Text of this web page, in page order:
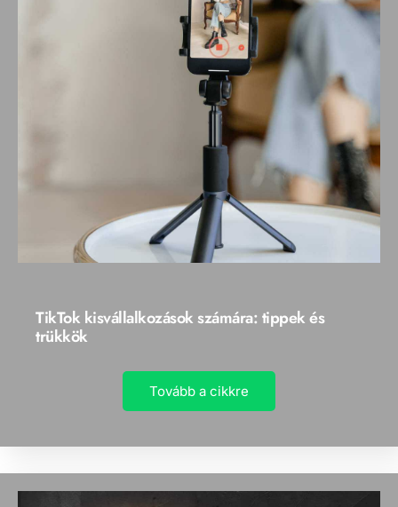
TikTok kisvállalkozások számára: tippek és
trükkök
Tovább a cikkre